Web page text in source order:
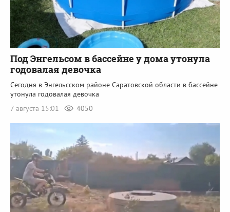
Под Энгельсом в бассейне у дома утонула
годовалая девочка
Сегодня в Энгельсском районе Саратовской области в бассейне
утонула годовалая девочка
7 августа 15:01
4050